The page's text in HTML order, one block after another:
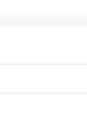
fragt